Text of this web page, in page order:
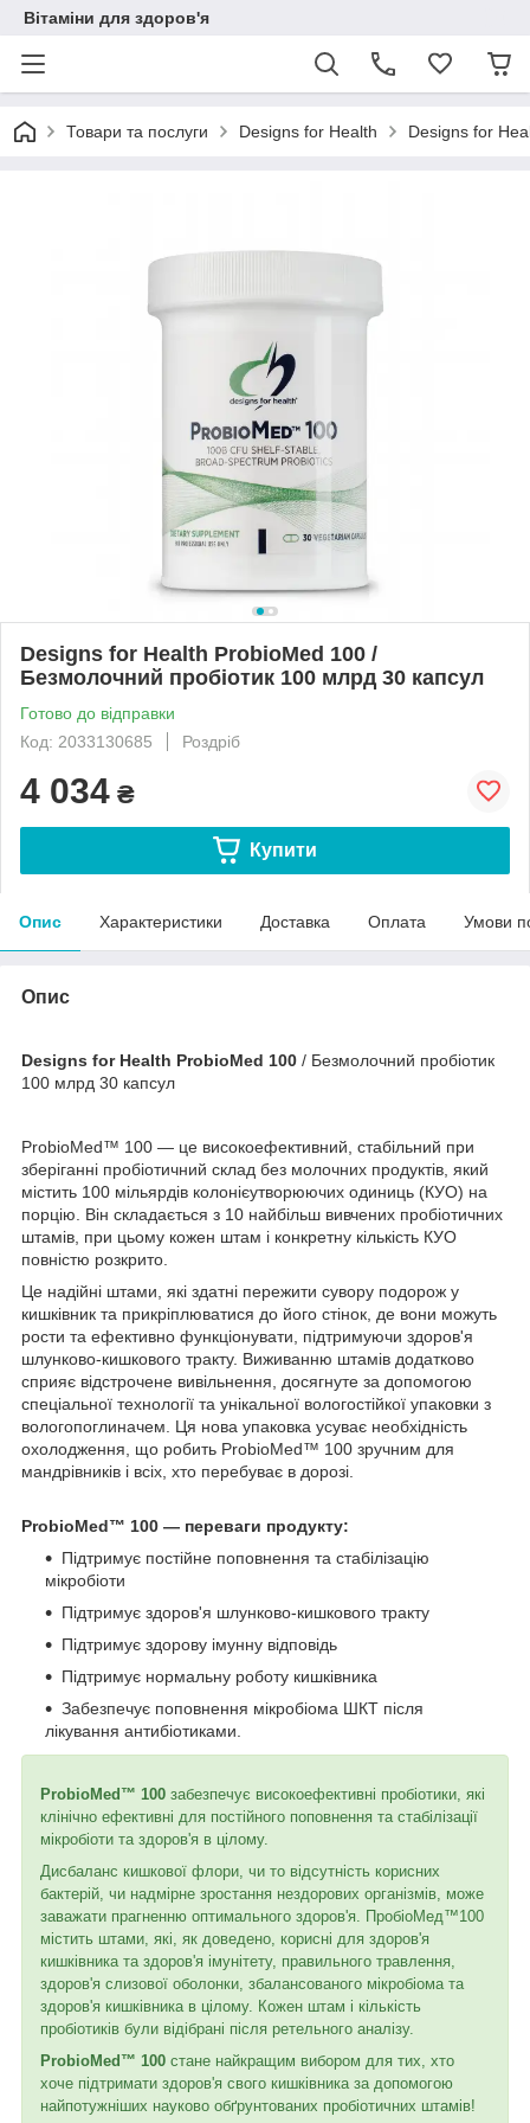
Вітаміни для здоров'я
Товари та послуги Designs for Health Designs for
Designs for Health ProbioMed 100 /
Безмолочний пробіотик 100 млрд 30 капсул
Готово до відправки
Код: 2033130685
Роздріб
4 034 ₴
Купити
Опис Характеристики Доставка Оплата Умови
Опис
Designs for Health ProbioMed 100 / Безмолочний пробіотик
100 млрд 30 капсул
ProbioMed™ 100 — це високоефективний, стабільний при
зберіганні пробіотичний склад без молочних продуктів, який
містить 100 мільярдів колонієутворюючих одиниць (КУО) на
порцію. Він складається з 10 найбільш вивчених пробіотичних
штамів, при цьому кожен штам і конкретну кількість КУО
повністю розкрито.
Це надійні штами, які здатні пережити сувору подорож у
кишківник та прикріплюватися до його стінок, де вони можуть
рости та ефективно функціонувати, підтримуючи здоров'я
шлунково-кишкового тракту. Виживанню штамів додатково
сприяє відстрочене вивільнення, досягнуте за допомогою
спеціальної технології та унікальної вологостійкої упаковки з
вологопоглиначем. Ця нова упаковка усуває необхідність
охолодження, що робить ProbioMed™ 100 зручним для
мандрівників і всіх, хто перебуває в дорозі.
ProbioMed™ 100 — переваги продукту:
Підтримує постійне поповнення та стабілізацію
мікробіоти
Підтримує здоров'я шлунково-кишкового тракту
Підтримує здорову імунну відповідь
Підтримує нормальну роботу кишківника
Забезпечує поповнення мікробіома ШКТ після
лікування антибіотиками.
ProbioMed™ 100 забезпечує високоефективні пробіотики, які
клінічно ефективні для постійного поповнення та стабілізації
мікробіоти та здоров'я в цілому.
Дисбаланс кишкової флори, чи то відсутність корисних
бактерій, чи надмірне зростання нездорових організмів, може
заважати прагненню оптимального здоров'я. ПробіоМед™100
містить штами, які, як доведено, корисні для здоров'я
кишківника та здоров'я імунітету, правильного травлення,
здоров'я слизової оболонки, збалансованого мікробіома та
здоров'я кишківника в цілому. Кожен штам і кількість
пробіотиків були відібрані після ретельного аналізу.
ProbioMed™ 100 стане найкращим вибором для тих, хто
хоче підтримати здоров'я свого кишківника за допомогою
найпотужніших науково обґрунтованих пробіотичних штамів!